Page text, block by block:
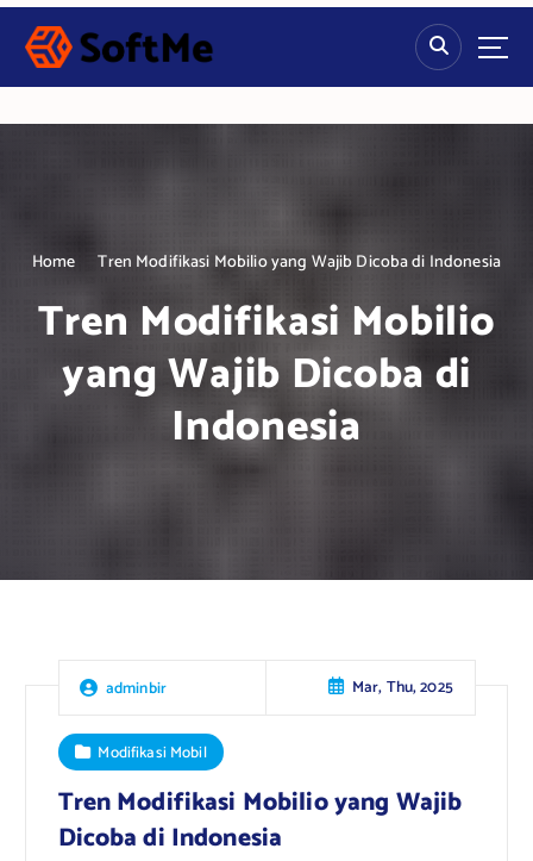
S
p
Home Tren Modifikasi Mobilio yang Wajib Dicoba di Indonesia
Tren Modifikasi Mobilio
yang Wajib Dicoba di
Indonesia
adminbir Mar, Thu, 2025
Modifikasi Mobil
Tren Modifikasi Mobilio yang Wajib
Dicoba di Indonesia